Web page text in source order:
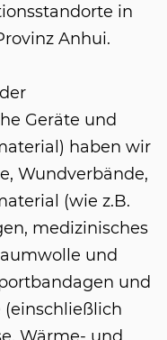
in
Anhui.
Geräte und
haben wir
Wundverbände,
(wie z.B.
medizinisches
und
und
Wärme- und